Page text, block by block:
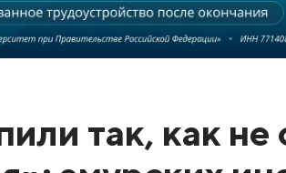
так, как не